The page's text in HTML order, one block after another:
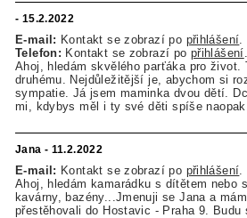
- 15.2.2022
E-mail: Kontakt se zobrazí po přihlášení
Telefon: Kontakt se zobrazí po přihlášení
Ahoj, hledám skvělého parťáka pro život.
druhému. Nejdůležitější je, abychom si
sympatie. Já jsem maminka dvou dětí.
mi, kdybys měl i ty své děti spíše naopak.
Jana - 11.2.2022
E-mail: Kontakt se zobrazí po přihlášení
Ahoj, hledám kamarádku s dítětem
kavárny, bazény...Jmenuji se Jana a
přestěhovali do Hostavic - Praha 9.